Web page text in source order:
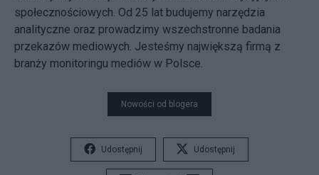
społecznościowych. Od 25 lat budujemy narzędzia
analityczne oraz prowadzimy wszechstronne badania
przekazów mediowych. Jesteśmy największą firmą z
branży monitoringu mediów w Polsce.
Nowości od blogera
Udostępnij Udostępnij